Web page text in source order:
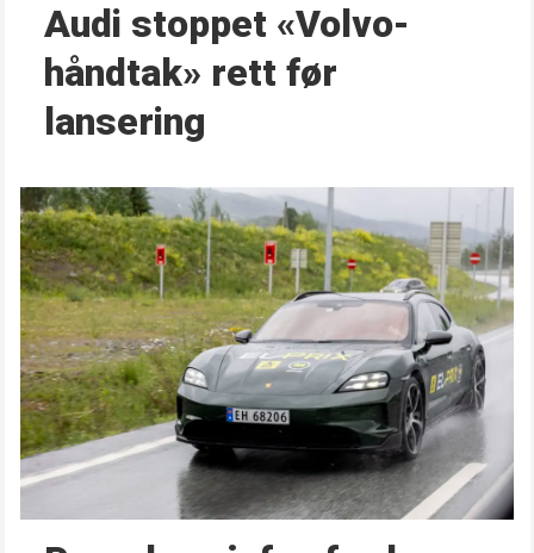
Audi stoppet «Volvo-
håndtak» rett før
lansering